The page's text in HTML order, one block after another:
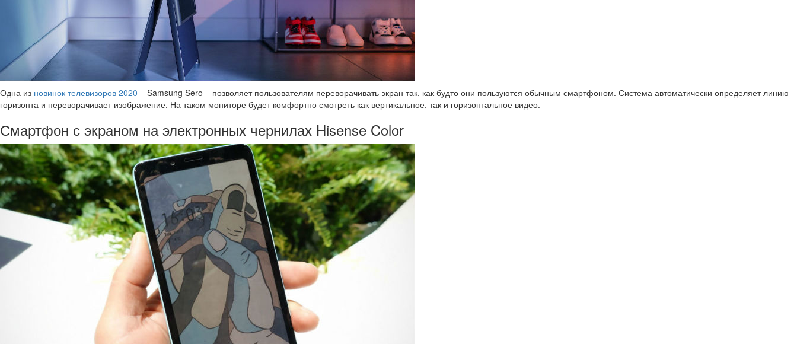
Одна из новинок телевизоров 2020 – Samsung Sero – позволяет пользователям переворачивать экран так, как будто они пользуются обычным смартфоном. Система автоматически определяет линию
горизонта и переворачивает изображение. На таком мониторе будет комфортно смотреть как вертикальное, так и горизонтальное видео.
Смартфон с экраном на электронных чернилах Hisense Color